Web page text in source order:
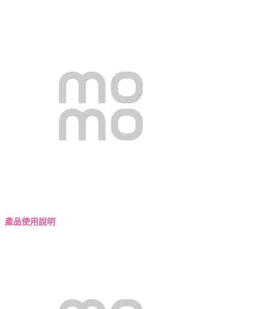
產品使用說明